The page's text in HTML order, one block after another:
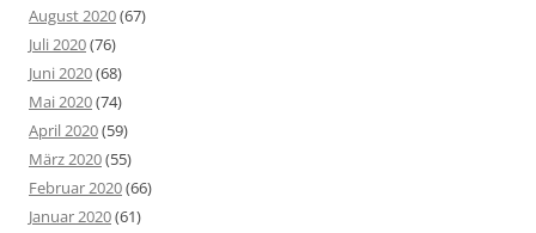
August 2020(67)
Juli 2020(76)
Juni 2020(68)
Mai 2020(74)
April 2020(59)
März 2020(55)
Februar 2020(66)
Januar 2020(61)